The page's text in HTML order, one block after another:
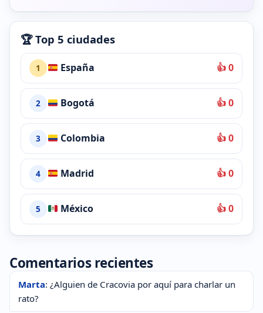
🏆 Top 5 ciudades
1 España 👍 0
2 Bogotá 👍 0
3 Colombia 👍 0
4 Madrid 👍 0
5 México 👍 0
Comentarios recientes
Marta: ¿Alguien de Cracovia por aquí para charlar un
rato?